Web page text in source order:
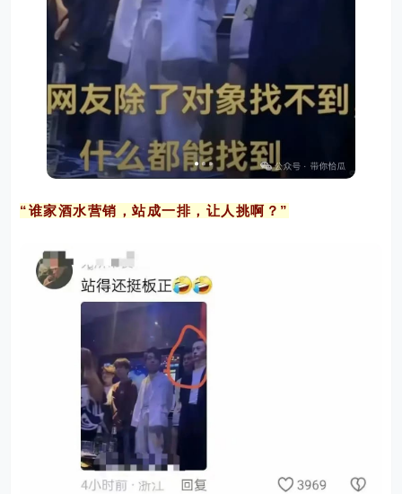
“谁家酒水营销，站成一排，让人挑啊？”